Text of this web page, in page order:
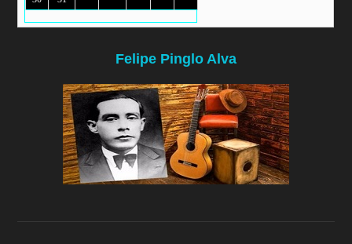
Felipe Pinglo Alva